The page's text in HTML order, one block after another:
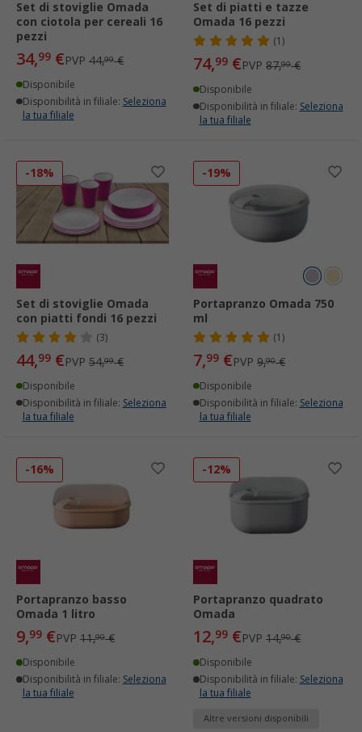
Set di stoviglie Omada
con ciotola per cereali 16
pezzi
34,99 €PVP 44,99€
Disponibile
Disponibilità in filiale: Seleziona
la tua filiale
Set di piatti e tazze
Omada 16 pezzi
(1)
74,99 €PVP 87,99€
Disponibile
Disponibilità in filiale: Seleziona
la tua filiale
-18%
Set di stoviglie Omada
con piatti fondi 16 pezzi
(3)
44,99 €PVP 54,99€
Disponibile
Disponibilità in filiale: Seleziona
la tua filiale
-19%
Portapranzo Omada 750
ml
(1)
7,99 €PVP 9,90€
Disponibile
Disponibilità in filiale: Seleziona
la tua filiale
-16%
Portapranzo basso
Omada 1 litro
9,99 €PVP 11,90€
Disponibile
Disponibilità in filiale: Seleziona
la tua filiale
-12%
Portapranzo quadrato
Omada
12,99 €PVP 14,90€
Disponibile
Disponibilità in filiale: Seleziona
la tua filiale
Altre versioni disponibili